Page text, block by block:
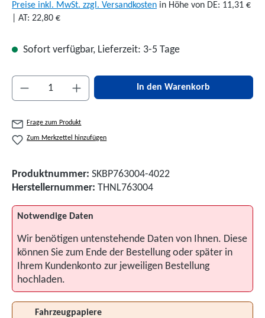
Preise inkl. MwSt. zzgl. Versandkosten in Höhe von DE: 11,31 €
| AT: 22,80 €
Sofort verfügbar, Lieferzeit: 3-5 Tage
Produkt Anzahl: Gib den gewünschten Wert
In den Warenkorb
Frage zum Produkt
Zum Merkzettel hinzufügen
Produktnummer: SKBP763004-4022
Herstellernummer: THNL763004
Notwendige Daten
Wir benötigen untenstehende Daten von Ihnen. Diese
können Sie zum Ende der Bestellung oder später in
Ihrem Kundenkonto zur jeweiligen Bestellung
hochladen.
Fahrzeugpapiere